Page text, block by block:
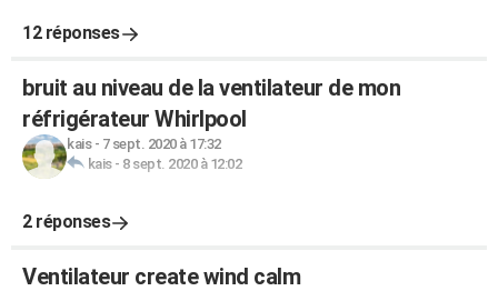
12 réponses
bruit au niveau de la ventilateur de mon
réfrigérateur Whirlpool
kais- 7 sept. 2020 à 17:32
kais- 8 sept. 2020 à 12:02
2 réponses
Ventilateur create wind calm